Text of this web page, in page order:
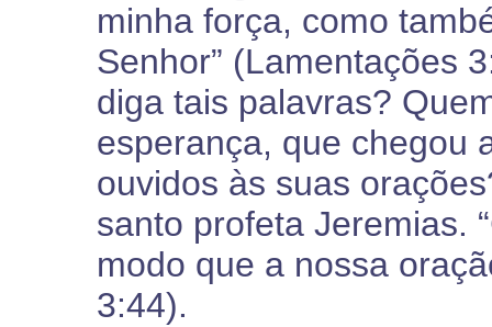
minha força, como
Senhor” (Lamentações
diga tais palavras?
esperança, que chegou
ouvidos às suas
santo profeta Jeremias.
modo que a nossa
3:44).